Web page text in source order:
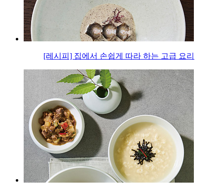
[레시피] 집에서 손쉽게 따라 하는 고급 요리